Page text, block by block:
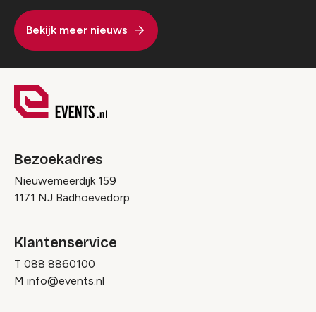
Bekijk meer nieuws
Bezoekadres
Nieuwemeerdijk 159
1171 NJ Badhoevedorp
Klantenservice
T 088 8860100
M info@events.nl